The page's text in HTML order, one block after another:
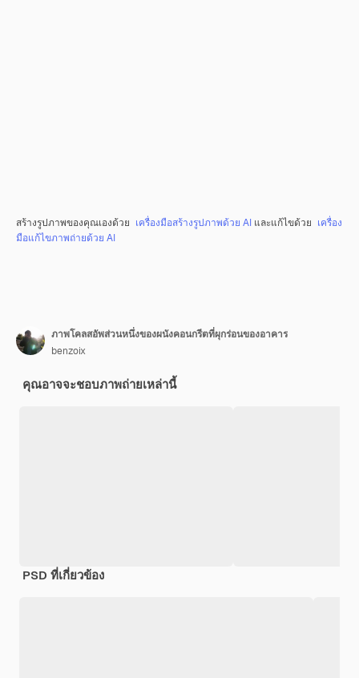
สร้างรูปภาพของคุณเองด้วย เครื่องมือสร้างรูปภาพด้วย AI และแก้ไขด้วย เครื่อง
มือแก้ไขภาพถ่ายด้วย AI
ภาพโคลสอัพส่วนหนึ่งของผนังคอนกรีตที่ผุกร่อนของอาคาร
benzoix
คุณอาจจะชอบภาพถ่ายเหล่านี้
PSD ที่เกี่ยวข้อง